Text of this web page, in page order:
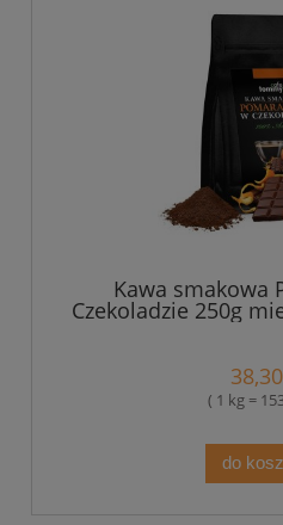
Kawa smakowa
Czekoladzie 250g
( 1 kg =
do